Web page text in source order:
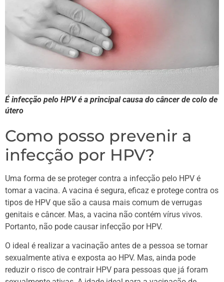
É infecção pelo HPV é a principal causa do câncer de colo de
útero
Como posso prevenir a
infecção por HPV?
Uma forma de se proteger contra a infecção pelo HPV é
tomar a vacina. A vacina é segura, eficaz e protege contra os
tipos de HPV que são a causa mais comum de verrugas
genitais e câncer. Mas, a vacina não contém vírus vivos.
Portanto, não pode causar infecção por HPV.
O ideal é realizar a vacinação antes de a pessoa se tornar
sexualmente ativa e exposta ao HPV. Mas, ainda pode
reduzir o risco de contrair HPV para pessoas que já foram